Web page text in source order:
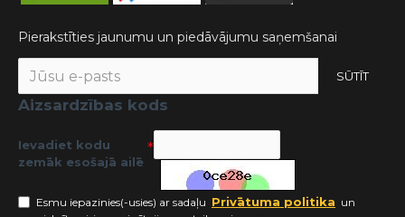
Pierakstīties jaunumu un piedāvājumu saņemšanai
SŪTĪT
Aizsardzības kods
Ievadiet kodu
zemāk esošajā ailē
Esmu iepazinies(-usies) ar sadaļu Privātuma politika un